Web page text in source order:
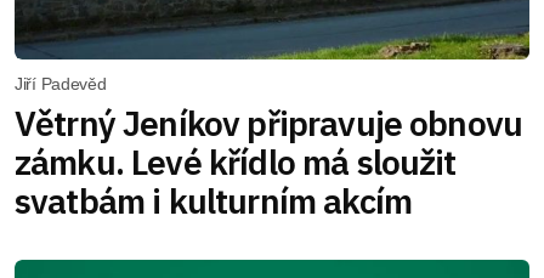
Jiří Padevěd
Větrný Jeníkov připravuje obnovu
zámku. Levé křídlo má sloužit
svatbám i kulturním akcím